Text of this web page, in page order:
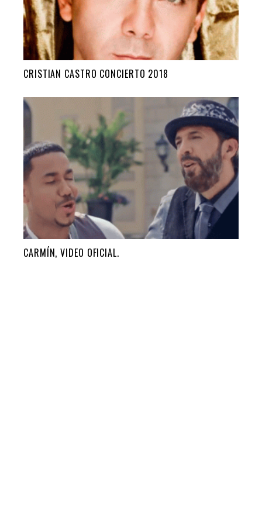
CRISTIAN CASTRO CONCIERTO 2018
CARMÍN, VIDEO OFICIAL.